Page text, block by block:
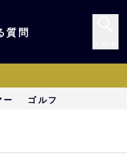
・ヘルメッ
質問
ー ゴルフ